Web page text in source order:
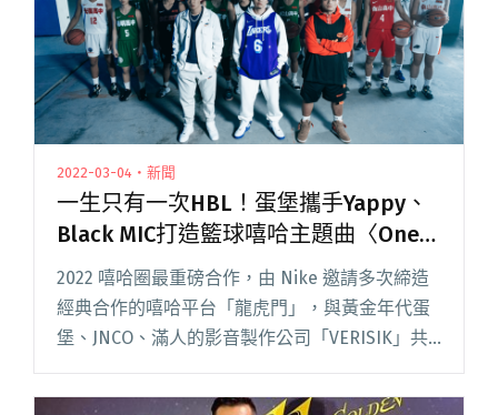
門"
2022-03-04・新聞
一生只有一次HBL！蛋堡攜手Yappy、
Black MIC打造籃球嘻哈主題曲〈One
Time〉
2022 嘻哈圈最重磅合作，由 Nike 邀請多次締造
經典合作的嘻哈平台「龍虎門」，與黃金年代蛋
堡、JNCO、滿人的影音製作公司「VERISIK」共
曲〈One Time〉。歌曲由蛋堡操刀製作，並帶著